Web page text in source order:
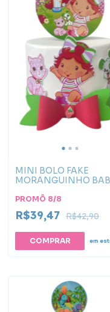
MINI BOLO FAKE
MORANGUINHO
PROMÔ 8/8
R$39,47 R$42,90
em